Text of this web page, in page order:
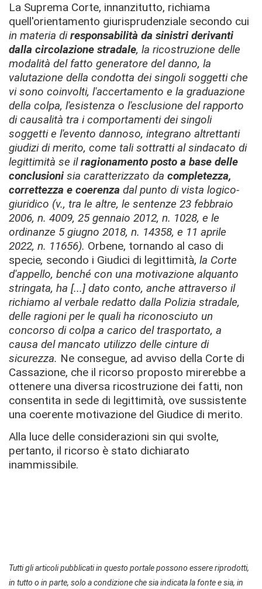
La Suprema Corte, innanzitutto, richiama
quell'orientamento giurisprudenziale secondo cui
in materia diresponsabilità da sinistri derivanti
dalla circolazione stradale, la ricostruzione delle
modalità del fatto generatore del danno, la
valutazione della condotta dei singoli soggetti che
vi sono coinvolti, l'accertamento e la graduazione
della colpa, l'esistenza o l'esclusione del rapporto
di causalità tra i comportamenti dei singoli
soggetti e l'evento dannoso, integrano altrettanti
giudizi di merito, come tali sottratti al sindacato di
legittimità se ilragionamento posto a base delle
conclusioni sia caratterizzato da completezza,
correttezza e coerenza dal punto di vista logico-
giuridico (v., tra le altre, le sentenze 23 febbraio
2006, n. 4009, 25 gennaio 2012, n. 1028, e le
ordinanze 5 giugno 2018, n. 14358, e 11 aprile
2022, n. 11656). Orbene, tornando al caso di
specie, secondo i Giudici di legittimità, la Corte
d'appello, benché con una motivazione alquanto
stringata, ha [...] dato conto, anche attraverso il
richiamo al verbale redatto dalla Polizia stradale,
delle ragioni per le quali ha riconosciuto un
concorso di colpa a carico del trasportato, a
causa del mancato utilizzo delle cinture di
sicurezza. Ne consegue, ad avviso della Corte di
Cassazione, che il ricorso proposto mirerebbe a
ottenere una diversa ricostruzione dei fatti, non
consentita in sede di legittimità, ove sussistente
una coerente motivazione del Giudice di merito.
Alla luce delle considerazioni sin qui svolte,
pertanto, il ricorso è stato dichiarato
inammissibile.
Tutti gli articoli pubblicati in questo portale possono essere riprodotti,
in tutto o in parte, solo a condizione che sia indicata la fonte e sia, in